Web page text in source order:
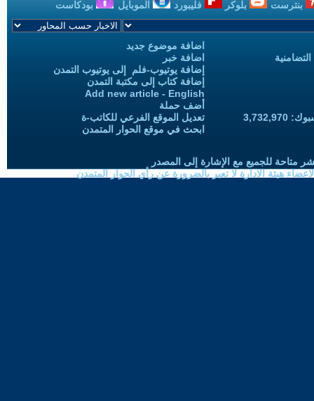
بنترست بلوكر فليبورد الموبايل بودكاست
اضافة موضوع جديد
اضافة خبر
إضافة يوتيوب-فلم إلى يوتيوب التمدن
إضافة كتاب إلى مكتبة التمدن
Add new article - English
أضف حملة
تعديل الموقع الفرعي للكاتب-ة
ابحث في موقع الحوار المتمدن
متاحة للجميع مع الإشارة إلى المصدر
هيئة الادارة لا تعبر بالضرورة عن رأي الحوار المتمدن